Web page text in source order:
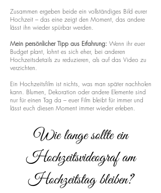
Zusammen ergeben beide ein vollständiges Bild eurer
Hochzeit – das eine zeigt den Moment, das andere
lässt ihn wieder spürbar werden.
Mein persönlicher Tipp aus Erfahrung: Wenn ihr euer
Budget plant, lohnt es sich eher, bei anderen
Hochzeitsdetails zu reduzieren, als auf das Video zu
verzichten.
Ein Hochzeitsfilm ist nichts, was man später nachholen
kann. Blumen, Dekoration oder andere Elemente sind
nur für einen Tag da – euer Film bleibt für immer und
lässt euch diesen Moment immer wieder erleben.
Wie lange sollte ein
Hochzeitsvideograf am
Hochzeitstag bleiben?